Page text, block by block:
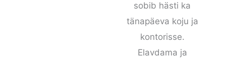
sobib hästi ka
tänapäeva koju ja
kontorisse.
Elavdama ja